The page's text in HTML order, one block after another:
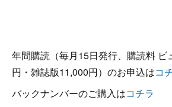
年間購読（毎月15日発行、購読料 ビ
円・雑誌版11,000円）のお申込はコ
バックナンバーのご購入はコチラ